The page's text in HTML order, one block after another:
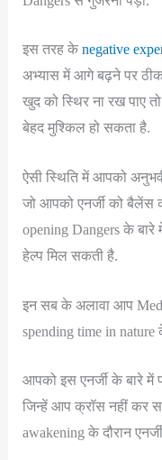
इस तरह के negative
अभ्यास में आगे बढ़ने पर
खुद को स्थिर ना रख पाए
बेहद मुश्किल हो सकता है.
ऐसी स्थिति में आपको
जो आपको एनर्जी को
opening Dangers के
हेल्प मिल सकती है.
इन सब के अलावा आप
spending time in
आपको इस एनर्जी के बारे में
जिन्हें आप क्रॉस नहीं कर
awakening के दौरान